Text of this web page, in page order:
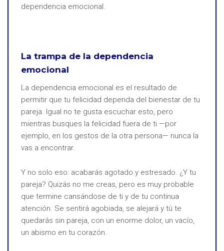
dependencia emocional.
La trampa de la dependencia
emocional
La dependencia emocional es el resultado de
permitir que tu felicidad dependa del bienestar de tu
pareja. Igual no te gusta escuchar esto, pero
mientras busques la felicidad fuera de ti —por
ejemplo, en los gestos de la otra persona— nunca la
vas a encontrar.
Y no solo eso: acabarás agotado y estresado. ¿Y tu
pareja? Quizás no me creas, pero es muy probable
que termine cansándose de ti y de tu continua
atención. Se sentirá agobiada, se alejará y tú te
quedarás sin pareja, con un enorme dolor, un vacío,
un abismo en tu corazón.